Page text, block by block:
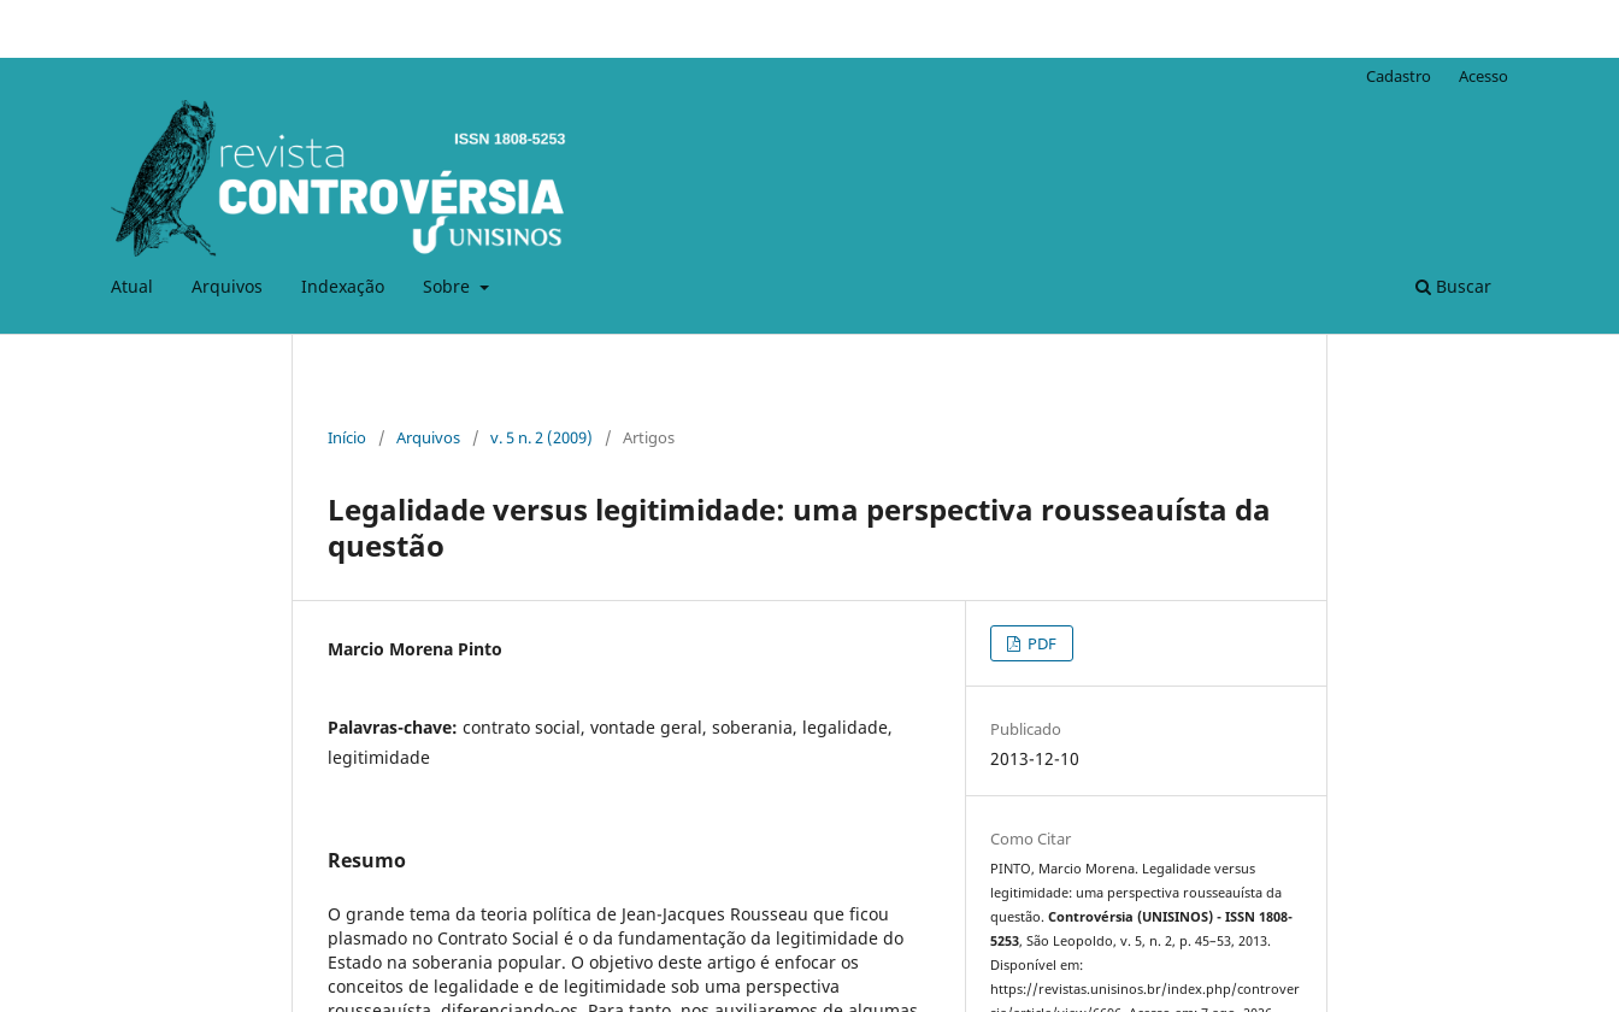
Atual Arquivos Indexação Sobre Buscar
Cadastro Acesso
Início / Arquivos / v. 5 n. 2 (2009) / Artigos
Legalidade versus legitimidade: uma perspectiva rousseauísta da
questão
Marcio Morena Pinto
Palavras-chave: contrato social, vontade geral, soberania, legalidade,
legitimidade
Resumo
O grande tema da teoria política de Jean-Jacques Rousseau que ficou
plasmado no Contrato Social é o da fundamentação da legitimidade do
Estado na soberania popular. O objetivo deste artigo é enfocar os
conceitos de legalidade e de legitimidade sob uma perspectiva
PDF
Publicado
2013-12-10
Como Citar
PINTO, Marcio Morena. Legalidade versus
legitimidade: uma perspectiva rousseauísta da
questão.Controvérsia (UNISINOS) - ISSN 1808-
5253, São Leopoldo, v. 5, n. 2, p. 45–53, 2013.
Disponível em:
https://revistas.unisinos.br/index.php/controver